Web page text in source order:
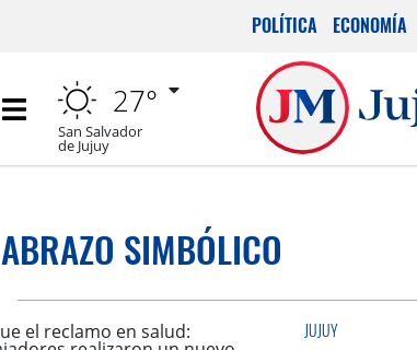
POLÍTICA ECONOMÍA
27°
San Salvador
de Jujuy
ABRAZO SIMBÓLICO
JUJUY